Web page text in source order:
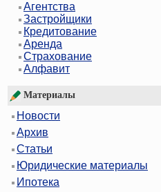
Агентства
Застройщики
Кредитование
Аренда
Страхование
Алфавит
Материалы
Новости
Архив
Статьи
Юридические материалы
Ипотека